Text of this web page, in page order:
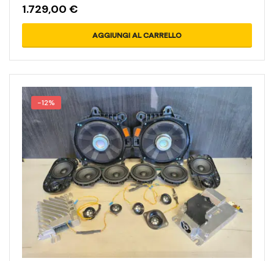
1.729,00 €
AGGIUNGI AL CARRELLO
-12%